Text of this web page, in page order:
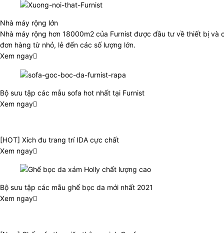
Nhà máy rộng lớn
Nhà máy rộng hơn 18000m2 của Furnist được đầu tư về thiết bị
đơn hàng từ nhỏ, lẻ đến các số lượng lớn.
Xem ngay
Bộ sưu tập các mẫu sofa hot nhất tại Furnist
Xem ngay
[HOT] Xích đu trang trí IDA cực chất
Xem ngay
Bộ sưu tập các mẫu ghế bọc da mới nhất 2021
Xem ngay